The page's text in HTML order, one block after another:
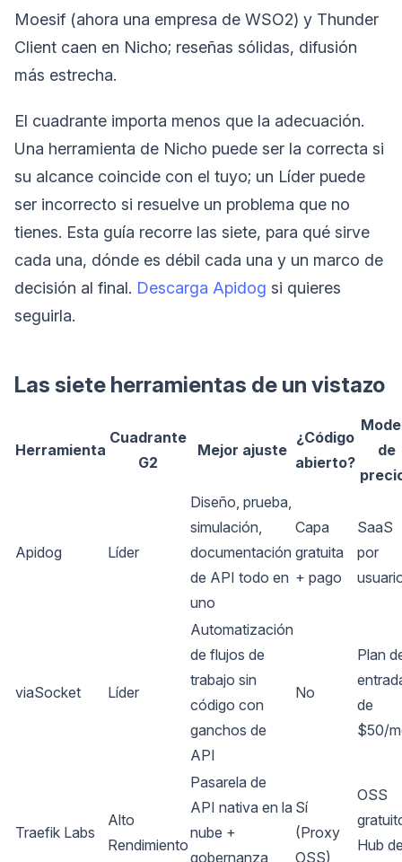
Moesif (ahora una empresa de WSO2) y Thunder
Client caen en Nicho; reseñas sólidas, difusión
más estrecha.
El cuadrante importa menos que la adecuación.
Una herramienta de Nicho puede ser la correcta si
su alcance coincide con el tuyo; un Líder puede
ser incorrecto si resuelve un problema que no
tienes. Esta guía recorre las siete, para qué sirve
cada una, dónde es débil cada una y un marco de
decisión al final. Descarga Apidog si quieres
seguirla.
Las siete herramientas de un vistazo
Herramienta
Cuadrante
G2
Mejor ajuste
¿Código
abierto?
de
Apidog Líder
Diseño, prueba,
simulación,
documentación
de API todo en
uno
Capa
gratuita
+ pago
SaaS
por
viaSocket Líder
Automatización
de flujos de
trabajo sin
código con
ganchos de
API
No
Plan
de
$50/
Traefik Labs
Alto
Rendimiento
Pasarela de
API nativa en la
nube +
gobernanza
Sí
(Proxy
OSS)
OSS
Hub